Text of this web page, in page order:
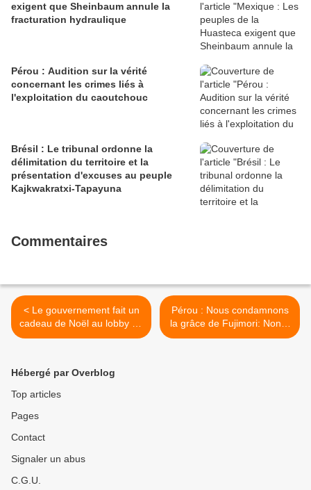
exigent que Sheinbaum annule la
fracturation hydraulique
Pérou : Audition sur la vérité
concernant les crimes liés à
l'exploitation du caoutchouc
Brésil : Le tribunal ordonne la
délimitation du territoire et la
présentation d'excuses au peuple
Kajkwakratxi-Tapayuna
Commentaires
< Le gouvernement fait un
cadeau de Noël au lobby du
pétrole : six permis de
Pérou : Nous condamnons
la grâce de Fujimori: Non à
l'impunité! >
Hébergé par Overblog
Top articles
Pages
Contact
Signaler un abus
C.G.U.